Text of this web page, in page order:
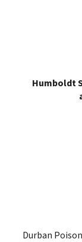
Humboldt
Durban